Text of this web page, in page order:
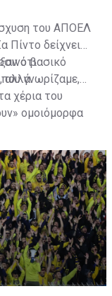
του ΑΠΟΕΛ
Πίντο δείχνει
βασικό
αλλά
ότι
γνωρίζαμε,
χέρια του
ομοιόμορφα